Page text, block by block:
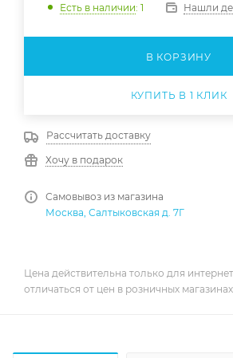
Есть в наличии: 1 Нашли
В КОРЗИНУ
КУПИТЬ В 1 КЛИК
Рассчитать доставку
Хочу в подарок
Самовывоз из магазина
Москва, Салтыковская д. 7Г
Цена действительна только для
отличаться от цен в розничных магазинах